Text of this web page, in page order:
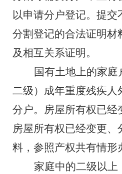
以申请分户登记。提交
分割登记的合法证明材
及相互关系证明。
国有土地上的家庭
二级）成年重度残疾人
分户。房屋所有权已经
房屋所有权已经变更、
料，参照产权共有情形
家庭中的二级以上